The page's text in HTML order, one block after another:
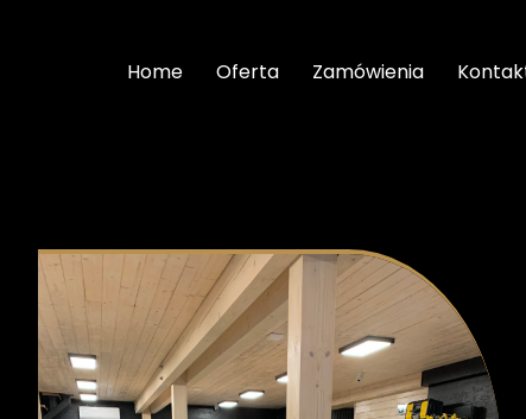
Home Oferta Zamówienia